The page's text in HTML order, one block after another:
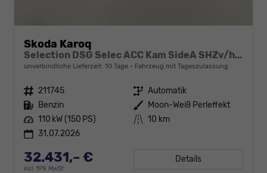
Skoda Karoq
Selection DSG Selec ACC Kam SideA SHZv/h Kessy SunS
unverbindliche Lieferzeit: 10 Tage Fahrzeug mit Tageszulassung
Fahrzeugnr. 211745 Getriebe Automatik
Kraftstoff Benzin Außenfarbe Moon-Weiß Perleffekt
Leistung 110 kW (150 PS) Kilometerstand 10 km
31.07.2026
32.431,– €
incl. 19% MwSt.
Details